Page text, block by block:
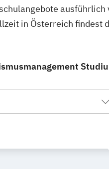
in Österreich findest